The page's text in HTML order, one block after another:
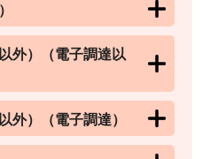
外）（電子調達以
外）（電子調達）